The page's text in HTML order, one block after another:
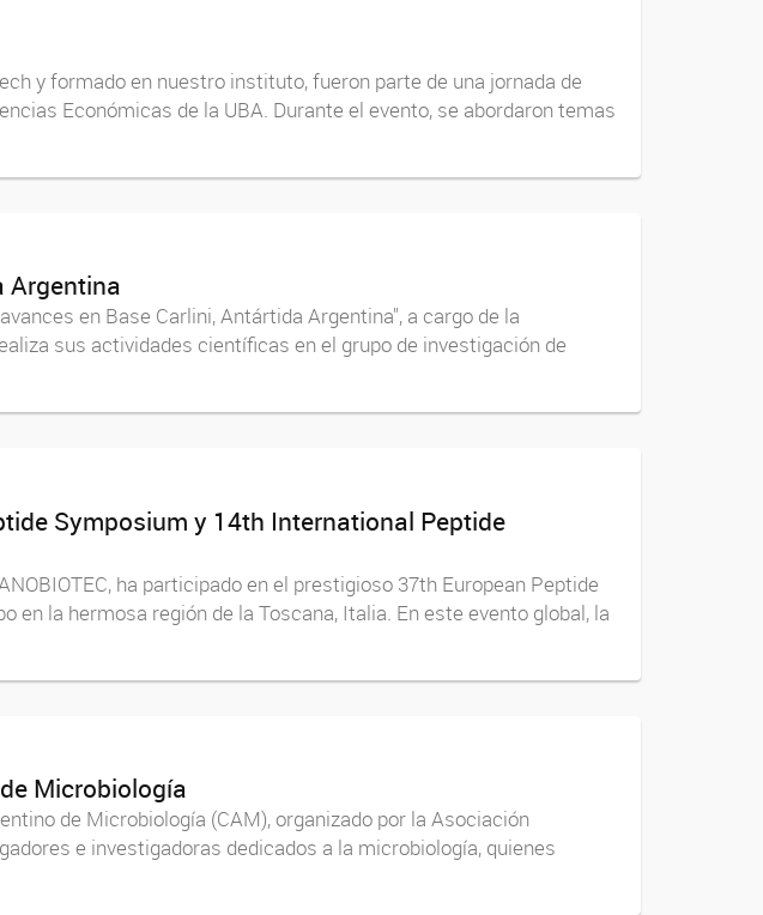
y formado en nuestro instituto, fueron parte de una jornada de
Económicas de la UBA. Durante el evento, se abordaron temas
Argentina
en Base Carlini, Antártida Argentina", a cargo de la
sus actividades científicas en el grupo de investigación de
Symposium y 14th International Peptide
ha participado en el prestigioso 37th European Peptide
la hermosa región de la Toscana, Italia. En este evento global, la
Microbiología
de Microbiología (CAM), organizado por la Asociación
e investigadoras dedicados a la microbiología, quienes